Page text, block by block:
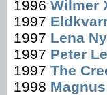
1996 Wilmer
1997
1997 Lena
1997 Peter
1997 The
1998